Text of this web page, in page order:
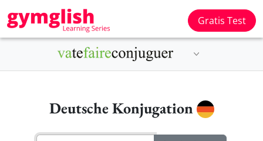
Gratis Test
Deutsche Konjugation